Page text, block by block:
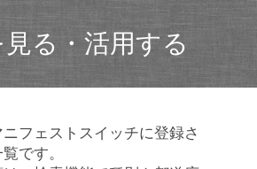
る・活用する
フェストスイッチに登録さ
です。